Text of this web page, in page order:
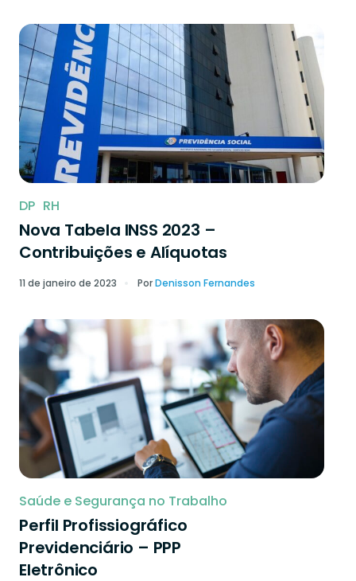
DP RH
Nova Tabela INSS 2023 –
Contribuições e Alíquotas
11 de janeiro de 2023 PorDenisson Fernandes
Saúde e Segurança no Trabalho
Perfil Profissiográfico
Previdenciário – PPP
Eletrônico